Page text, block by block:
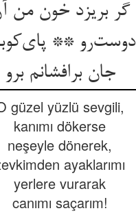
گر بریزد خون من
دوست‌رو **
جان برافشانم برو
güzel yüzlü sevgili,
kanımı dökerse
neşeyle dönerek,
ayaklarımı
yerlere vurarak
canımı saçarım!